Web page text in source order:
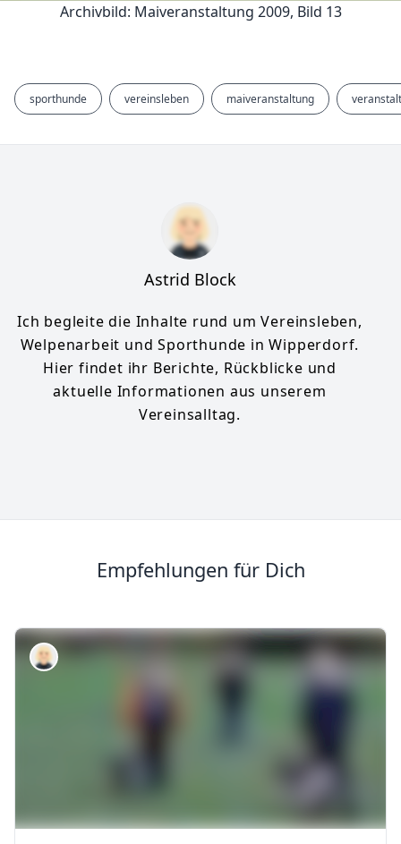
Archivbild: Maiveranstaltung 2009, Bild 13
sporthunde vereinsleben maiveranstaltung
Astrid Block
Ich begleite die Inhalte rund um Vereinsleben,
Welpenarbeit und Sporthunde in Wipperdorf.
Hier findet ihr Berichte, Rückblicke und
aktuelle Informationen aus unserem
Vereinsalltag.
Empfehlungen für Dich